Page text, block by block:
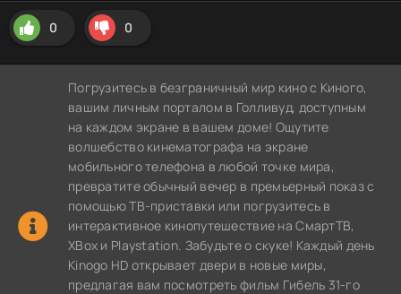
0 0
Погрузитесь в безграничный мир кино с Киного,
вашим личным порталом в Голливуд, доступным
на каждом экране в вашем доме! Ощутите
волшебство кинематографа на экране
мобильного телефона в любой точке мира,
превратите обычный вечер в премьерный показ с
помощью ТВ-приставки или погрузитесь в
интерактивное кинопутешествие на СмартТВ,
XBox и Playstation. Забудьте о скуке! Каждый день
Kinogo HD открывает двери в новые миры,
предлагая вам посмотреть фильм Гибель 31-го